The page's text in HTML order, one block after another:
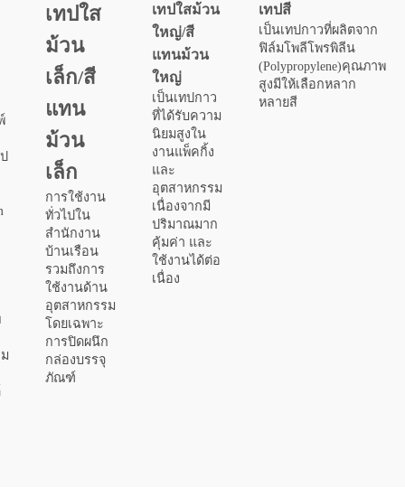
เทปใส
ม้วน
เล็ก/สี
แทน
ม้วน
เล็ก
การใช้งาน
ทั่วไปใน
สำนักงาน
บ้านเรือน
รวมถึงการ
ใช้งานด้าน
อุตสาหกรรม
โดยเฉพาะ
การปิดผนึก
กล่องบรรจุ
ภัณฑ์
เทปใสม้วน
ใหญ่/สี
แทนม้วน
ใหญ่
เป็นเทปกาว
ที่ได้รับความ
นิยมสูงใน
งานแพ็คกิ้ง
และ
อุตสาหกรรม
เนื่องจากมี
ปริมาณมาก
คุ้มค่า และ
ใช้งานได้ต่อ
เนื่อง
เทปสี
เป็นเทปกาวที่ผลิตจาก
ฟิล์มโพลีโพรพิลีน
(Polypropylene)คุณภาพ
สูงมีให้เลือกหลาก
หลายสี